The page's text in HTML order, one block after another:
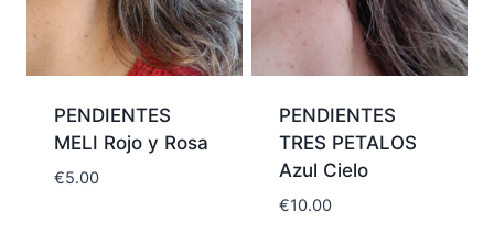
PENDIENTES
MELI Rojo y Rosa
€5.00
PENDIENTES
TRES PETALOS
Azul Cielo
€10.00